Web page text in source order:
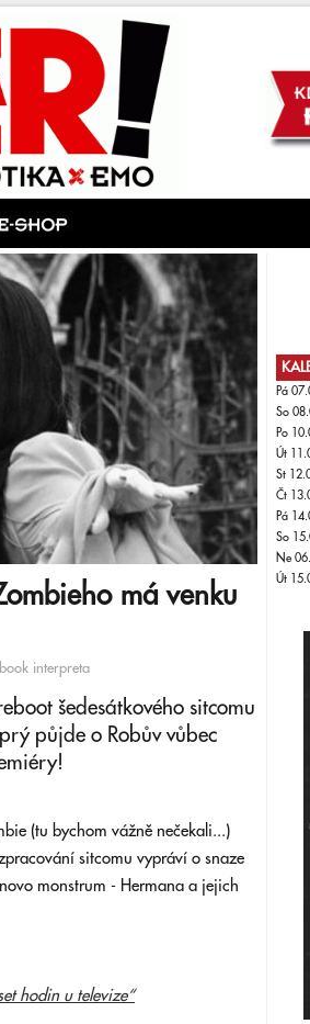
má venku
interpreta
šedesátkového sitcomu
půjde o Robův vůbec
(tu bychom vážně nečekali...)
sitcomu vypráví o snaze
monstrum - Hermana a jejich
hodin u televize“
Pá
So
Po
Út
St
Čt
Pá
So
Ne
Út